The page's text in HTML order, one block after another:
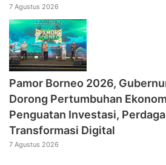
7 Agustus 2026
Pamor Borneo 2026,
Dorong Pertumbuhan
Penguatan Investasi,
Transformasi Digital
7 Agustus 2026